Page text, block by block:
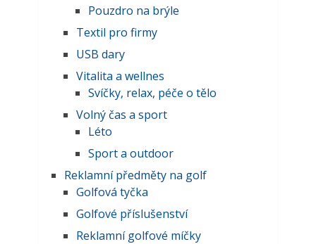
Pouzdro na brýle
Textil pro firmy
USB dary
Vitalita a wellnes
Svíčky, relax, péče o tělo
Volný čas a sport
Léto
Sport a outdoor
Reklamní předměty na golf
Golfová tyčka
Golfové příslušenství
Reklamní golfové míčky